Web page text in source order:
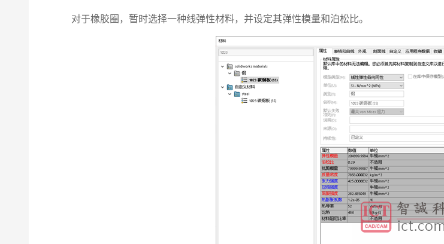
对于橡胶圈，暂时选择一种线弹性材料，并设定其弹性模量和泊松比。